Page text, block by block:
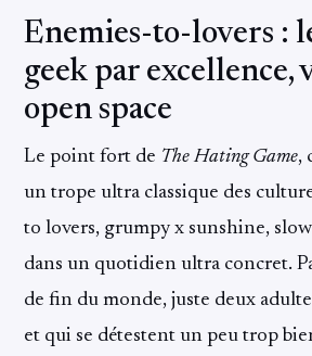
Enemies-to-lovers :
geek par excellence,
open space
Le point fort de The Hating Game,
un trope ultra classique des
to lovers, grumpy x sunshine,
dans un quotidien ultra concret.
de fin du monde, juste deux
et qui se détestent un peu trop